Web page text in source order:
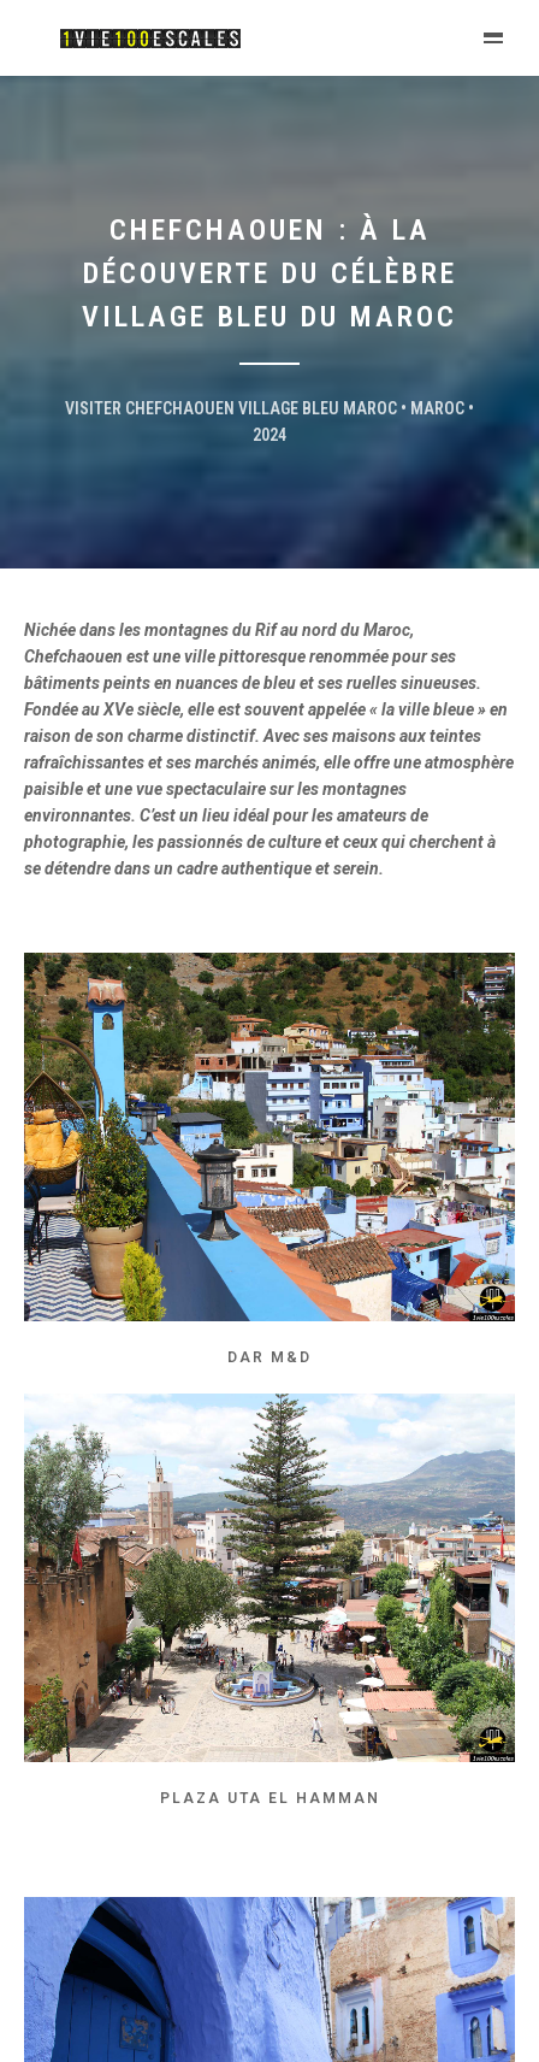
CHEFCHAOUEN : À LA
DÉCOUVERTE DU CÉLÈBRE
VILLAGE BLEU DU MAROC
VISITER CHEFCHAOUEN VILLAGE BLEU MAROC • MAROC •
2024
Nichée dans les montagnes du Rif au nord du Maroc,
Chefchaouen est une ville pittoresque renommée pour ses
bâtiments peints en nuances de bleu et ses ruelles sinueuses.
Fondée au XVe siècle, elle est souvent appelée « la ville bleue » en
raison de son charme distinctif. Avec ses maisons aux teintes
rafraîchissantes et ses marchés animés, elle offre une atmosphère
paisible et une vue spectaculaire sur les montagnes
environnantes. C’est un lieu idéal pour les amateurs de
photographie, les passionnés de culture et ceux qui cherchent à
se détendre dans un cadre authentique et serein.
DAR M&D
PLAZA UTA EL HAMMAN